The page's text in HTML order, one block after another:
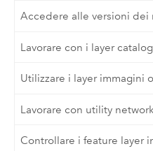
Accedere alle versioni dei
Lavorare con i layer
Utilizzare i layer immagini
Lavorare con utility
Controllare i feature layer